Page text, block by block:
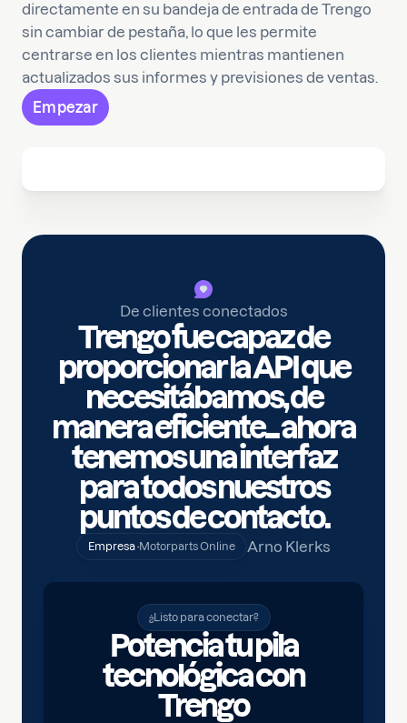
directamente en su bandeja de entrada de Trengo
sin cambiar de pestaña, lo que les permite
centrarse en los clientes mientras mantienen
actualizados sus informes y previsiones de ventas.
Empezar
De clientes conectados
Trengo fue capaz de
proporcionar la API que
necesitábamos, de
manera eficiente... ahora
tenemos una interfaz
para todos nuestros
puntos de contacto.
Empresa ·Motorparts Online Arno Klerks
¿Listo para conectar?
Potencia tu pila
tecnológica con
Trengo